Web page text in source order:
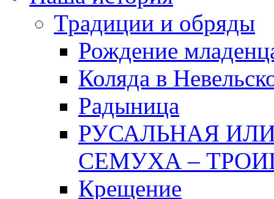
Традиции и обряды
Рождение
Коляда в
Радыница
РУСАЛЬНАЯ
СЕМУХА –
Крещение